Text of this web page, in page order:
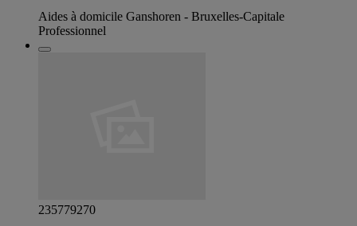
Aides à domicile Ganshoren - Bruxelles-Capitale
Professionnel
235779270